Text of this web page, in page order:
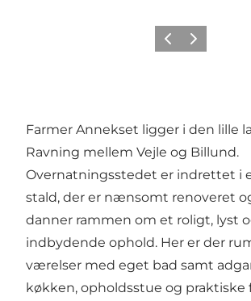
ForrigeNæste
Farmer Annekset ligger i den lille
Ravning mellem Vejle og Billund.
Overnatningsstedet er indrettet i
stald, der er nænsomt renoveret
danner rammen om et roligt, lyst
indbydende ophold. Her er der
værelser med eget bad samt
køkken, opholdsstue og praktiske